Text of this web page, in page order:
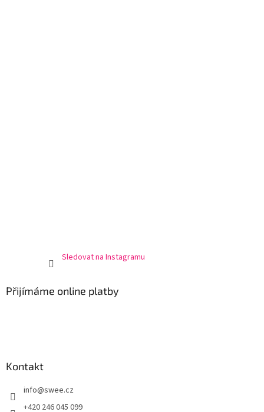
Sledovat na Instagramu
Přijímáme online platby
Kontakt
info@swee.cz
+420 246 045 099